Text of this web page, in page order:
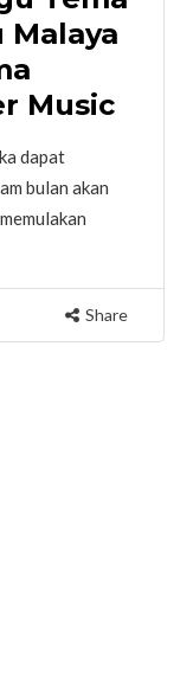
Malaya
Music
dapat
bulan akan
Share